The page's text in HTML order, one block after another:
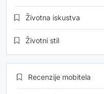
Životna iskustva
Životni stil
Recenzije mobitela